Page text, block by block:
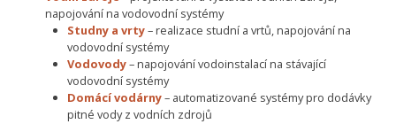
napojování na vodovodní systémy
Studny a vrty– realizace studní a vrtů, napojování na
vodovodní systémy
Vodovody– napojování vodoinstalací na stávající
vodovodní systémy
Domácí vodárny– automatizované systémy pro dodávky
pitné vody z vodních zdrojů